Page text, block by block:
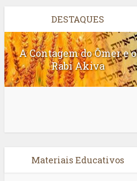
DESTAQUES
A Contagem do Ômer e o
Rabi Akiva
Materiais Educativos